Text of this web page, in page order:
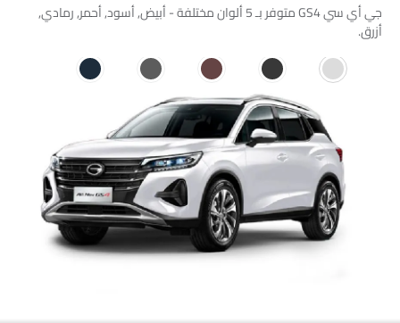
جي أي سي GS4 متوفر بـ 5 ألوان مختلفة - أبيض, أسود, أحمر, رمادي,
أزرق.